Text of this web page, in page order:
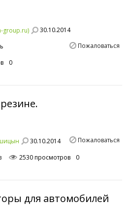
group.ru)
30.10.2014
Пожаловаться
0
30.10.2014 Пожаловаться
2530 просмотров 0
для автомобилей